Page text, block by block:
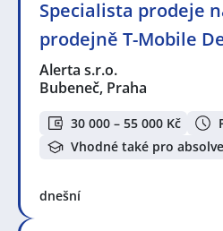
Specialista prodeje
prodejně T-Mobile
Alerta s.r.o.
Bubeneč, Praha
30 000 – 55 000 Kč
Vhodné také pro
dnešní